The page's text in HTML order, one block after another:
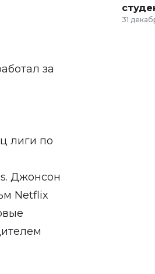
за
лиги по
Джонсон
Netflix
31